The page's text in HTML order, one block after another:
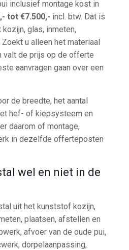
inclusief montage kost in
tot €7.500,- incl. btw. Dat is
glas, inmeten,
u alleen het materiaal
valt de prijs op de offerte
aanvragen gaan over een
de breedte, het aantal
hef- of kiepsysteem en
daarom of montage,
in dezelfde offerteposten
wel en niet in de
uit het kunststof kozijn,
plaatsen, afstellen en
afvoer van de oude pui,
dorpelaanpassing,